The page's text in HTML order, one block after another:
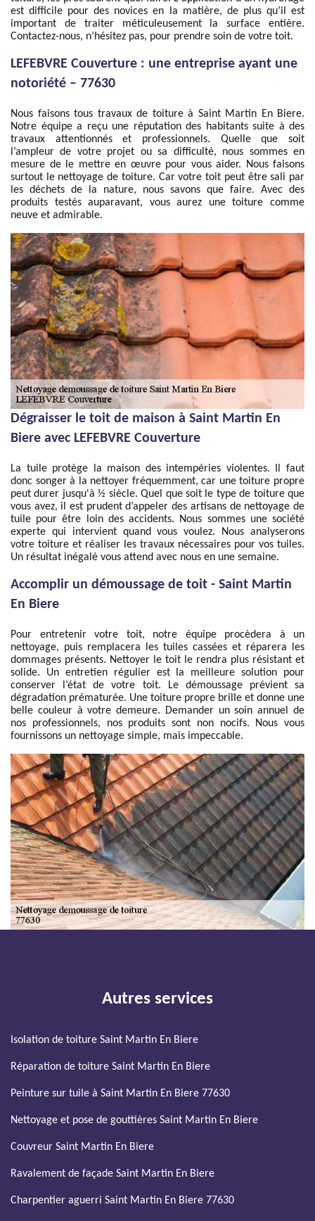
est difficile pour des novices en la matière, de plus qu’il est
important de traiter méticuleusement la surface entière.
Contactez-nous, n’hésitez pas, pour prendre soin de votre toit.
LEFEBVRE Couverture : une entreprise ayant une
notoriété – 77630
Nous faisons tous travaux de toiture à Saint Martin En Biere.
Notre équipe a reçu une réputation des habitants suite à des
travaux attentionnés et professionnels. Quelle que soit
l’ampleur de votre projet ou sa difficulté, nous sommes en
mesure de le mettre en œuvre pour vous aider. Nous faisons
surtout le nettoyage de toiture. Car votre toit peut être sali par
les déchets de la nature, nous savons que faire. Avec des
produits testés auparavant, vous aurez une toiture comme
neuve et admirable.
Dégraisser le toit de maison à Saint Martin En
Biere avec LEFEBVRE Couverture
La tuile protège la maison des intempéries violentes. Il faut
donc songer à la nettoyer fréquemment, car une toiture propre
peut durer jusqu'à ½ siècle. Quel que soit le type de toiture que
vous avez, il est prudent d’appeler des artisans de nettoyage de
tuile pour être loin des accidents. Nous sommes une société
experte qui intervient quand vous voulez. Nous analyserons
votre toiture et réaliser les travaux nécessaires pour vos tuiles.
Un résultat inégalé vous attend avec nous en une semaine.
Accomplir un démoussage de toit - Saint Martin
En Biere
Pour entretenir votre toit, notre équipe procèdera à un
nettoyage, puis remplacera les tuiles cassées et réparera les
dommages présents. Nettoyer le toit le rendra plus résistant et
solide. Un entretien régulier est la meilleure solution pour
conserver l’état de votre toit. Le démoussage prévient sa
dégradation prématurée. Une toiture propre brille et donne une
belle couleur à votre demeure. Demander un soin annuel de
nos professionnels, nos produits sont non nocifs. Nous vous
fournissons un nettoyage simple, mais impeccable.
Autres services
Isolation de toiture Saint Martin En Biere
Réparation de toiture Saint Martin En Biere
Peinture sur tuile à Saint Martin En Biere 77630
Nettoyage et pose de gouttières Saint Martin En Biere
Couvreur Saint Martin En Biere
Ravalement de façade Saint Martin En Biere
Charpentier aguerri Saint Martin En Biere 77630